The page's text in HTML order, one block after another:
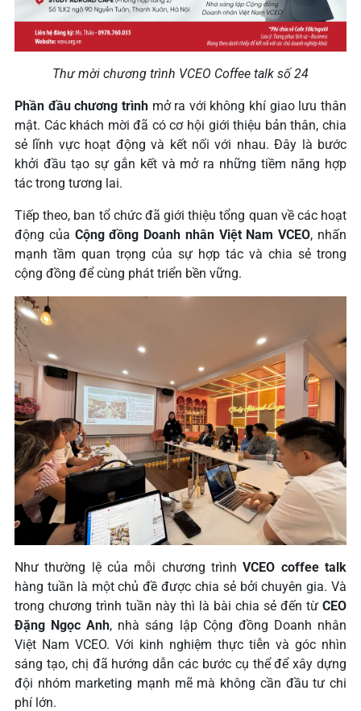
Thư mời chương trình VCEO Coffee talk số 24
Phần đầu chương trìnhmở ra với không khí giao lưu thân
mật. Các khách mời đã có cơ hội giới thiệu bản thân, chia
sẻ lĩnh vực hoạt động và kết nối với nhau. Đây là bước
khởi đầu tạo sự gắn kết và mở ra những tiềm năng hợp
tác trong tương lai.
Tiếp theo, ban tổ chức đã giới thiệu tổng quan về các hoạt
động của Cộng đồng Doanh nhân Việt Nam VCEO, nhấn
mạnh tầm quan trọng của sự hợp tác và chia sẻ trong
cộng đồng để cùng phát triển bền vững.
Như thường lệ của mỗi chương trìnhVCEO coffee talk
hàng tuần là một chủ đề được chia sẻ bởi chuyên gia. Và
trong chương trình tuần này thì là bài chia sẻ đến từ CEO
Đặng Ngọc Anh, nhà sáng lập Cộng đồng Doanh nhân
Việt Nam VCEO. Với kinh nghiệm thực tiễn và góc nhìn
sáng tạo, chị đã hướng dẫn các bước cụ thể để xây dựng
đội nhóm marketing mạnh mẽ mà không cần đầu tư chi
phí lớn.